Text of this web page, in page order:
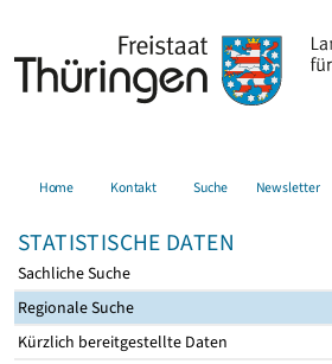
Home Kontakt Suche Newsletter
STATISTISCHE DATEN
Sachliche Suche
Regionale Suche
Kürzlich bereitgestellte Daten